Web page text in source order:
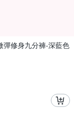
彈修身九分褲-深藍色